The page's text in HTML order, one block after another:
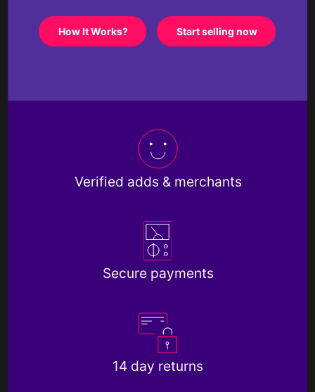
How It Works? Start selling now
Verified adds & merchants
Secure payments
14 day returns